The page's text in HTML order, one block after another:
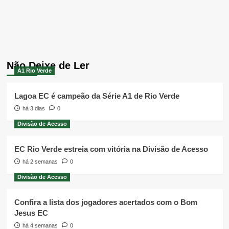
Não Deixe de Ler
A1 Rio Verde
Lagoa EC é campeão da Série A1 de Rio Verde
há 3 dias 0
Divisão de Acesso
EC Rio Verde estreia com vitória na Divisão de Acesso
há 2 semanas 0
Divisão de Acesso
Confira a lista dos jogadores acertados com o Bom
Jesus EC
há 4 semanas 0